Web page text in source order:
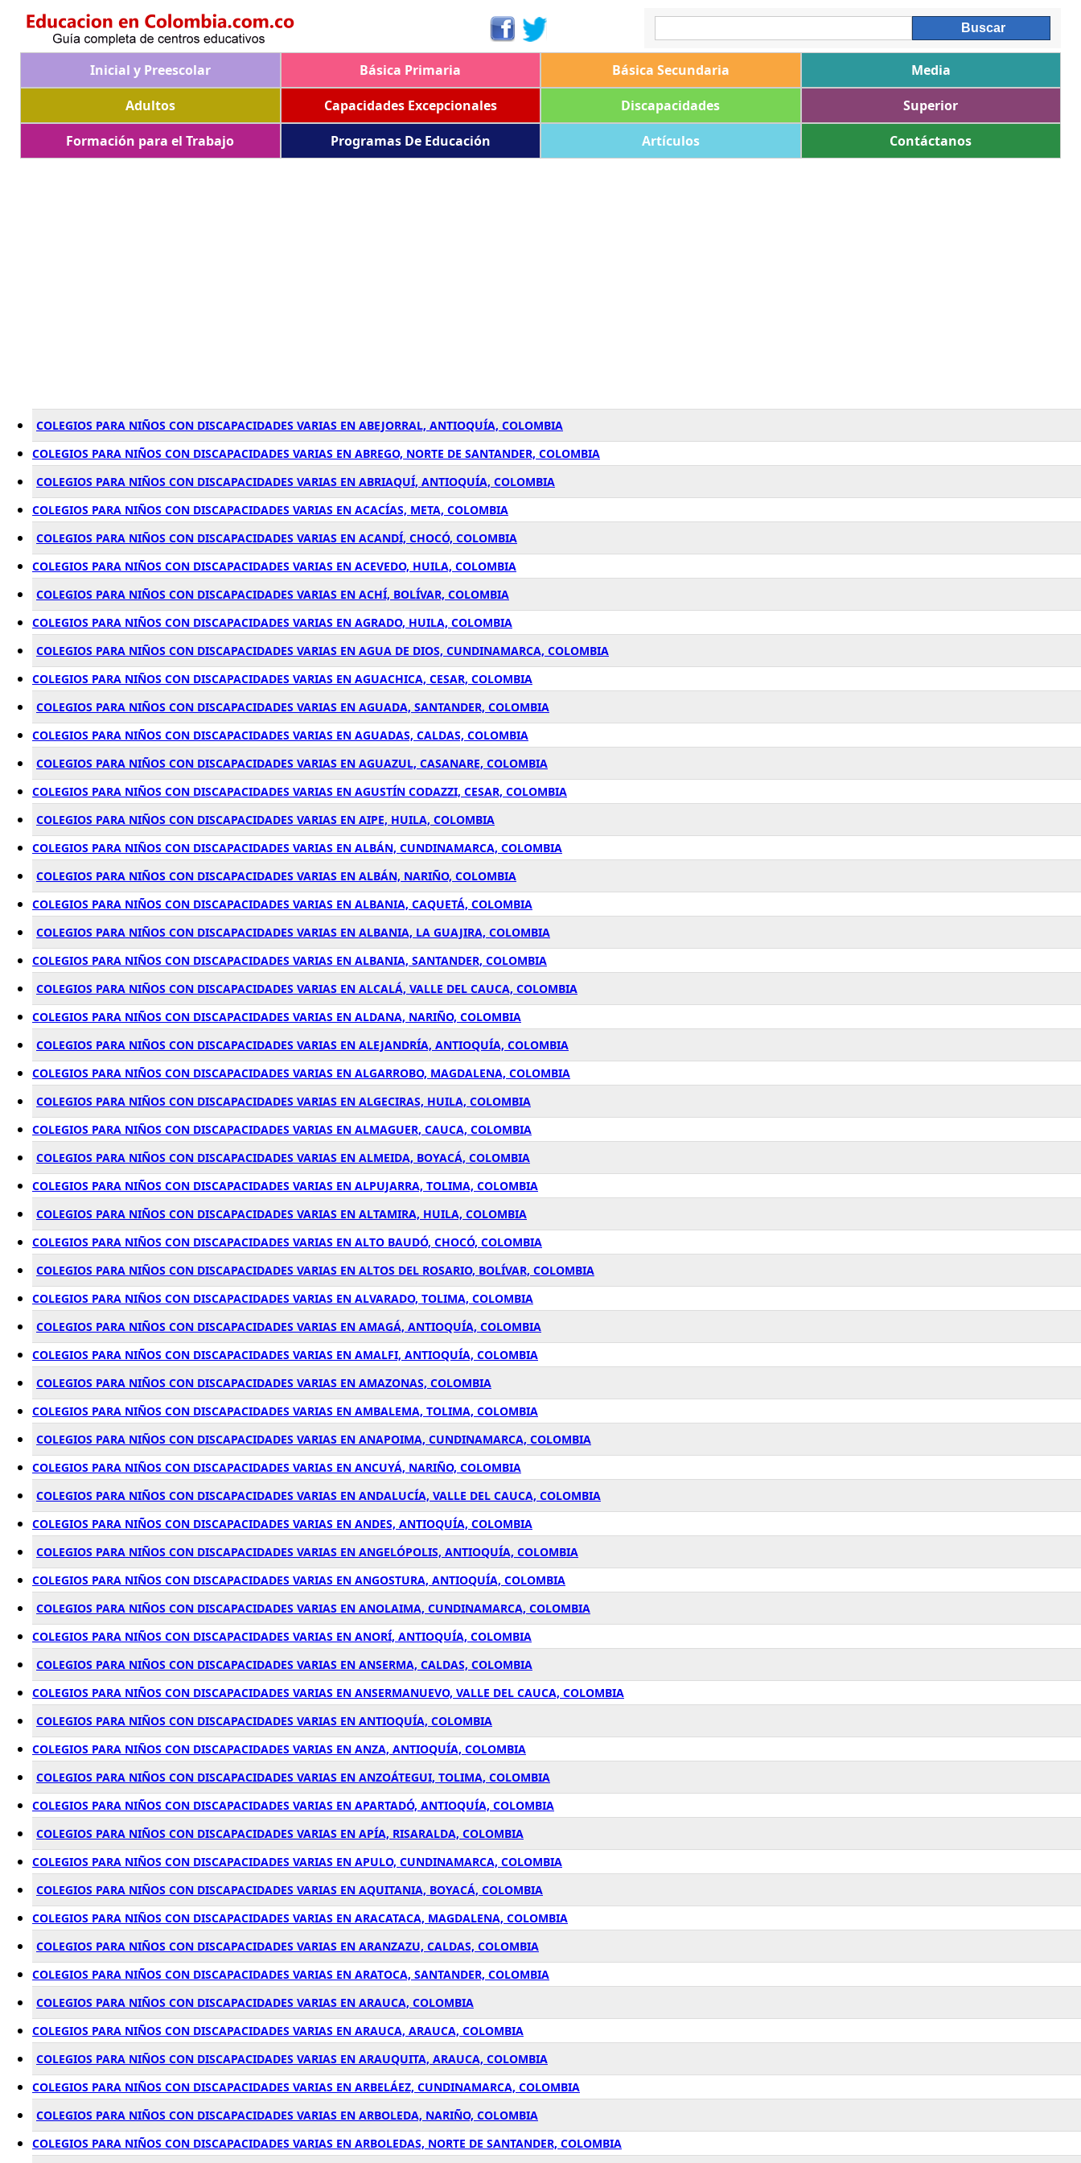
Inicial y Preescolar Básica Primaria Básica Secundaria
Media
Adultos
Capacidades Excepcionales Discapacidades
Superior
Formación para el Trabajo
Programas De Educación Artículos Contáctanos
COLEGIOS PARA NIÑOS CON DISCAPACIDADES VARIAS EN ABEJORRAL, ANTIOQUÍA, COLOMBIA
COLEGIOS PARA NIÑOS CON DISCAPACIDADES VARIAS EN ABREGO, NORTE DE SANTANDER, COLOMBIA
COLEGIOS PARA NIÑOS CON DISCAPACIDADES VARIAS EN ABRIAQUÍ, ANTIOQUÍA, COLOMBIA
COLEGIOS PARA NIÑOS CON DISCAPACIDADES VARIAS EN ACACÍAS, META, COLOMBIA
COLEGIOS PARA NIÑOS CON DISCAPACIDADES VARIAS EN ACANDÍ, CHOCÓ, COLOMBIA
COLEGIOS PARA NIÑOS CON DISCAPACIDADES VARIAS EN ACEVEDO, HUILA, COLOMBIA
COLEGIOS PARA NIÑOS CON DISCAPACIDADES VARIAS EN ACHÍ, BOLÍVAR, COLOMBIA
COLEGIOS PARA NIÑOS CON DISCAPACIDADES VARIAS EN AGRADO, HUILA, COLOMBIA
COLEGIOS PARA NIÑOS CON DISCAPACIDADES VARIAS EN AGUA DE DIOS, CUNDINAMARCA, COLOMBIA
COLEGIOS PARA NIÑOS CON DISCAPACIDADES VARIAS EN AGUACHICA, CESAR, COLOMBIA
COLEGIOS PARA NIÑOS CON DISCAPACIDADES VARIAS EN AGUADA, SANTANDER, COLOMBIA
COLEGIOS PARA NIÑOS CON DISCAPACIDADES VARIAS EN AGUADAS, CALDAS, COLOMBIA
COLEGIOS PARA NIÑOS CON DISCAPACIDADES VARIAS EN AGUAZUL, CASANARE, COLOMBIA
COLEGIOS PARA NIÑOS CON DISCAPACIDADES VARIAS EN AGUSTÍN CODAZZI, CESAR, COLOMBIA
COLEGIOS PARA NIÑOS CON DISCAPACIDADES VARIAS EN AIPE, HUILA, COLOMBIA
COLEGIOS PARA NIÑOS CON DISCAPACIDADES VARIAS EN ALBÁN, CUNDINAMARCA, COLOMBIA
COLEGIOS PARA NIÑOS CON DISCAPACIDADES VARIAS EN ALBÁN, NARIÑO, COLOMBIA
COLEGIOS PARA NIÑOS CON DISCAPACIDADES VARIAS EN ALBANIA, CAQUETÁ, COLOMBIA
COLEGIOS PARA NIÑOS CON DISCAPACIDADES VARIAS EN ALBANIA, LA GUAJIRA, COLOMBIA
COLEGIOS PARA NIÑOS CON DISCAPACIDADES VARIAS EN ALBANIA, SANTANDER, COLOMBIA
COLEGIOS PARA NIÑOS CON DISCAPACIDADES VARIAS EN ALCALÁ, VALLE DEL CAUCA, COLOMBIA
COLEGIOS PARA NIÑOS CON DISCAPACIDADES VARIAS EN ALDANA, NARIÑO, COLOMBIA
COLEGIOS PARA NIÑOS CON DISCAPACIDADES VARIAS EN ALEJANDRÍA, ANTIOQUÍA, COLOMBIA
COLEGIOS PARA NIÑOS CON DISCAPACIDADES VARIAS EN ALGARROBO, MAGDALENA, COLOMBIA
COLEGIOS PARA NIÑOS CON DISCAPACIDADES VARIAS EN ALGECIRAS, HUILA, COLOMBIA
COLEGIOS PARA NIÑOS CON DISCAPACIDADES VARIAS EN ALMAGUER, CAUCA, COLOMBIA
COLEGIOS PARA NIÑOS CON DISCAPACIDADES VARIAS EN ALMEIDA, BOYACÁ, COLOMBIA
COLEGIOS PARA NIÑOS CON DISCAPACIDADES VARIAS EN ALPUJARRA, TOLIMA, COLOMBIA
COLEGIOS PARA NIÑOS CON DISCAPACIDADES VARIAS EN ALTAMIRA, HUILA, COLOMBIA
COLEGIOS PARA NIÑOS CON DISCAPACIDADES VARIAS EN ALTO BAUDÓ, CHOCÓ, COLOMBIA
COLEGIOS PARA NIÑOS CON DISCAPACIDADES VARIAS EN ALTOS DEL ROSARIO, BOLÍVAR, COLOMBIA
COLEGIOS PARA NIÑOS CON DISCAPACIDADES VARIAS EN ALVARADO, TOLIMA, COLOMBIA
COLEGIOS PARA NIÑOS CON DISCAPACIDADES VARIAS EN AMAGÁ, ANTIOQUÍA, COLOMBIA
COLEGIOS PARA NIÑOS CON DISCAPACIDADES VARIAS EN AMALFI, ANTIOQUÍA, COLOMBIA
COLEGIOS PARA NIÑOS CON DISCAPACIDADES VARIAS EN AMAZONAS, COLOMBIA
COLEGIOS PARA NIÑOS CON DISCAPACIDADES VARIAS EN AMBALEMA, TOLIMA, COLOMBIA
COLEGIOS PARA NIÑOS CON DISCAPACIDADES VARIAS EN ANAPOIMA, CUNDINAMARCA, COLOMBIA
COLEGIOS PARA NIÑOS CON DISCAPACIDADES VARIAS EN ANCUYÁ, NARIÑO, COLOMBIA
COLEGIOS PARA NIÑOS CON DISCAPACIDADES VARIAS EN ANDALUCÍA, VALLE DEL CAUCA, COLOMBIA
COLEGIOS PARA NIÑOS CON DISCAPACIDADES VARIAS EN ANDES, ANTIOQUÍA, COLOMBIA
COLEGIOS PARA NIÑOS CON DISCAPACIDADES VARIAS EN ANGELÓPOLIS, ANTIOQUÍA, COLOMBIA
COLEGIOS PARA NIÑOS CON DISCAPACIDADES VARIAS EN ANGOSTURA, ANTIOQUÍA, COLOMBIA
COLEGIOS PARA NIÑOS CON DISCAPACIDADES VARIAS EN ANOLAIMA, CUNDINAMARCA, COLOMBIA
COLEGIOS PARA NIÑOS CON DISCAPACIDADES VARIAS EN ANORÍ, ANTIOQUÍA, COLOMBIA
COLEGIOS PARA NIÑOS CON DISCAPACIDADES VARIAS EN ANSERMA, CALDAS, COLOMBIA
COLEGIOS PARA NIÑOS CON DISCAPACIDADES VARIAS EN ANSERMANUEVO, VALLE DEL CAUCA, COLOMBIA
COLEGIOS PARA NIÑOS CON DISCAPACIDADES VARIAS EN ANTIOQUÍA, COLOMBIA
COLEGIOS PARA NIÑOS CON DISCAPACIDADES VARIAS EN ANZA, ANTIOQUÍA, COLOMBIA
COLEGIOS PARA NIÑOS CON DISCAPACIDADES VARIAS EN ANZOÁTEGUI, TOLIMA, COLOMBIA
COLEGIOS PARA NIÑOS CON DISCAPACIDADES VARIAS EN APARTADÓ, ANTIOQUÍA, COLOMBIA
COLEGIOS PARA NIÑOS CON DISCAPACIDADES VARIAS EN APÍA, RISARALDA, COLOMBIA
COLEGIOS PARA NIÑOS CON DISCAPACIDADES VARIAS EN APULO, CUNDINAMARCA, COLOMBIA
COLEGIOS PARA NIÑOS CON DISCAPACIDADES VARIAS EN AQUITANIA, BOYACÁ, COLOMBIA
COLEGIOS PARA NIÑOS CON DISCAPACIDADES VARIAS EN ARACATACA, MAGDALENA, COLOMBIA
COLEGIOS PARA NIÑOS CON DISCAPACIDADES VARIAS EN ARANZAZU, CALDAS, COLOMBIA
COLEGIOS PARA NIÑOS CON DISCAPACIDADES VARIAS EN ARATOCA, SANTANDER, COLOMBIA
COLEGIOS PARA NIÑOS CON DISCAPACIDADES VARIAS EN ARAUCA, COLOMBIA
COLEGIOS PARA NIÑOS CON DISCAPACIDADES VARIAS EN ARAUCA, ARAUCA, COLOMBIA
COLEGIOS PARA NIÑOS CON DISCAPACIDADES VARIAS EN ARAUQUITA, ARAUCA, COLOMBIA
COLEGIOS PARA NIÑOS CON DISCAPACIDADES VARIAS EN ARBELÁEZ, CUNDINAMARCA, COLOMBIA
COLEGIOS PARA NIÑOS CON DISCAPACIDADES VARIAS EN ARBOLEDA, NARIÑO, COLOMBIA
COLEGIOS PARA NIÑOS CON DISCAPACIDADES VARIAS EN ARBOLEDAS, NORTE DE SANTANDER, COLOMBIA